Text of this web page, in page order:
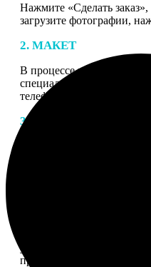
Нажмите «Сделать
загрузите фотографии,
2. МАКЕТ
В процессе подготовки
специалисты могут
телефону или email для
3. ИЗГОТОВЛЕНИЕ
получите подтверждение
Введите адрес и
у вас есть промокод,
промокода.